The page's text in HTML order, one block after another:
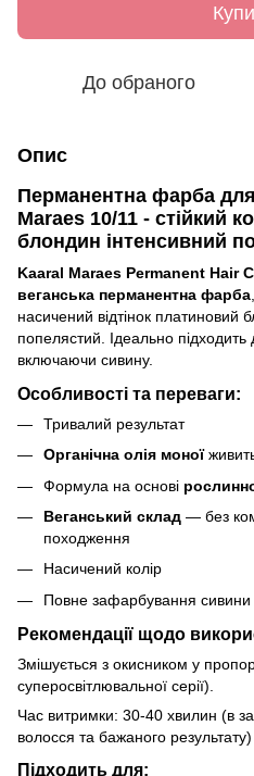
До обраного
Опис
Перманентна фарба
Maraes 10/11 - стійкий
блондин інтенсивний
Kaaral Maraes Permanent Hair
веганська перманентна фарба
насичений відтінок платиновий
попелястий. Ідеально підходить
включаючи сивину.
Особливості та переваги:
Тривалий результат
Органічна олія моної
Формула на основі
Веганський склад — без
походження
Насичений колір
Повне зафарбування сивини
Рекомендації щодо
Змішується з окисником у
суперосвітлювальної серії).
Час витримки: 30-40 хвилин (в
волосся та бажаного результату)
Підходить для: